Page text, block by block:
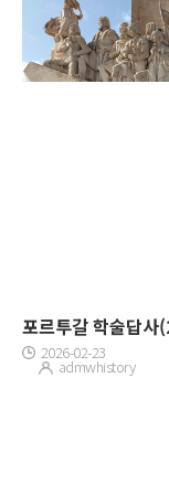
포르투갈 학술답
2026-02-23
admwhistory